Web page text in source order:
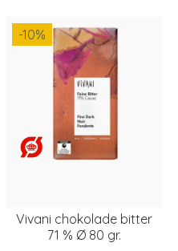
-10%
Vivani chokolade bitter
71 % Ø 80 gr.